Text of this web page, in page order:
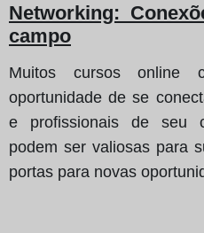
Networking:
campo
Muitos cursos online
oportunidade de se
e profissionais de seu
podem ser valiosas para
portas para novas